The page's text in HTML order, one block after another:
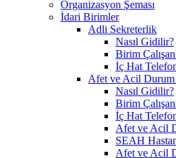
Organizasyon Şeması
İdari Birimler
Adli Sekreterlik
Nasıl Gidilir?
Birim
İç Hat
Afet ve Acil
Nasıl Gidilir?
Birim
İç Hat
Afet ve Acil
SEAH
Afet ve Acil